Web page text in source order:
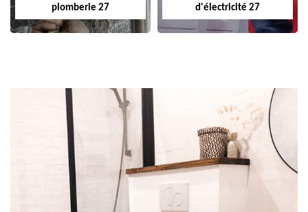
plomberie 27
d'électricité 27